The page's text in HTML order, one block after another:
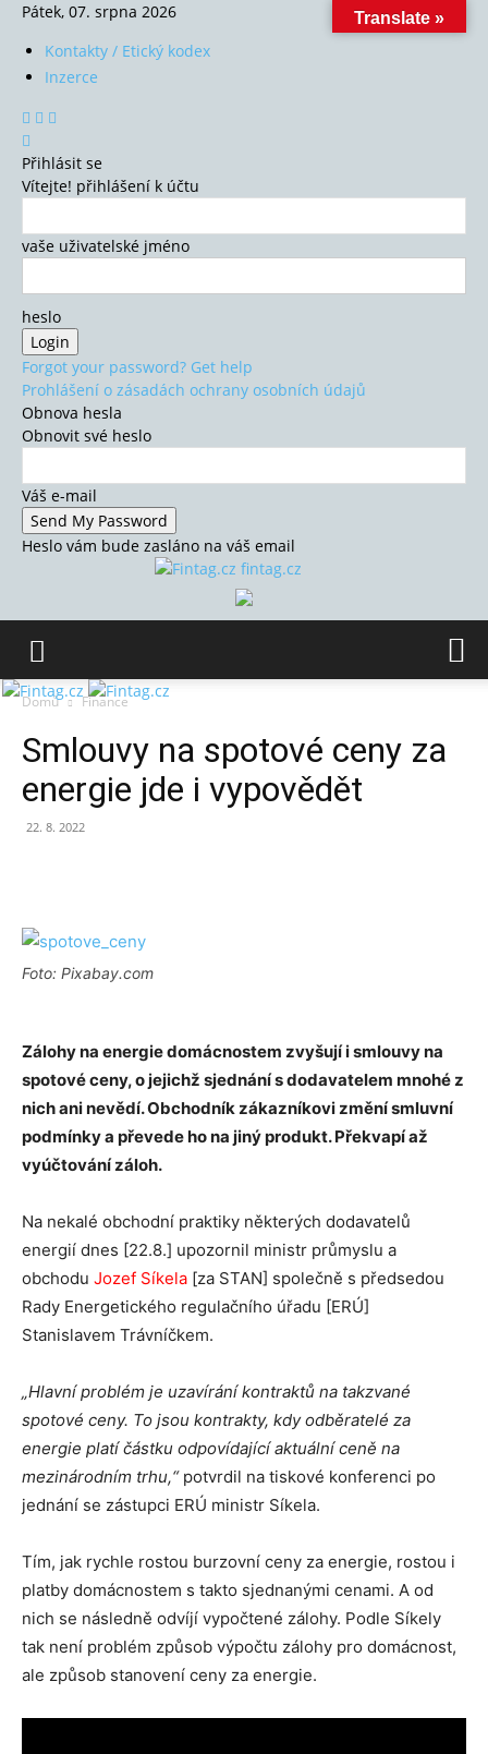
Pátek, 07. srpna 2026
Kontakty / Etický kodex
Inzerce
Přihlásit se
Vítejte! přihlášení k účtu
vaše uživatelské jméno
heslo
Forgot your password? Get help
Prohlášení o zásadách ochrany osobních údajů
Obnova hesla
Obnovit své heslo
Váš e-mail
Heslo vám bude zasláno na váš email
fintag.cz
Domů Finance
Smlouvy na spotové ceny za
energie jde i vypovědět
22. 8. 2022
Foto: Pixabay.com
Zálohy na energie domácnostem zvyšují i smlouvy na
spotové ceny, o jejichž sjednání s dodavatelem mnohé z
nich ani nevědí. Obchodník zákazníkovi změní smluvní
podmínky a převede ho na jiný produkt. Překvapí až
vyúčtování záloh.
Na nekalé obchodní praktiky některých dodavatelů
energií dnes [22.8.] upozornil ministr průmyslu a
obchodu Jozef Síkela [za STAN] společně s předsedou
Rady Energetického regulačního úřadu [ERÚ]
Stanislavem Trávníčkem.
„Hlavní problém je uzavírání kontraktů na takzvané
spotové ceny. To jsou kontrakty, kdy odběratelé za
energie platí částku odpovídající aktuální ceně na
mezinárodním trhu,“ potvrdil na tiskové konferenci po
jednání se zástupci ERÚ ministr Síkela.
Tím, jak rychle rostou burzovní ceny za energie, rostou i
platby domácnostem s takto sjednanými cenami. A od
nich se následně odvíjí vypočtené zálohy. Podle Síkely
tak není problém způsob výpočtu zálohy pro domácnost,
ale způsob stanovení ceny za energie.
Translate »